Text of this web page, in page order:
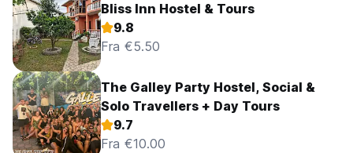
Bliss Inn Hostel & Tours
9.8
Fra €5.50
The Galley Party Hostel, Social &
Solo Travellers + Day Tours
9.7
Fra €10.00